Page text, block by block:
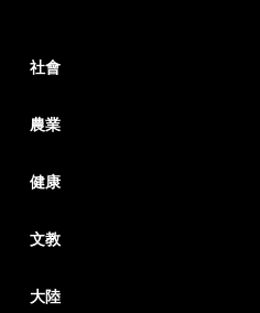
社會
農業
健康
文教
大陸